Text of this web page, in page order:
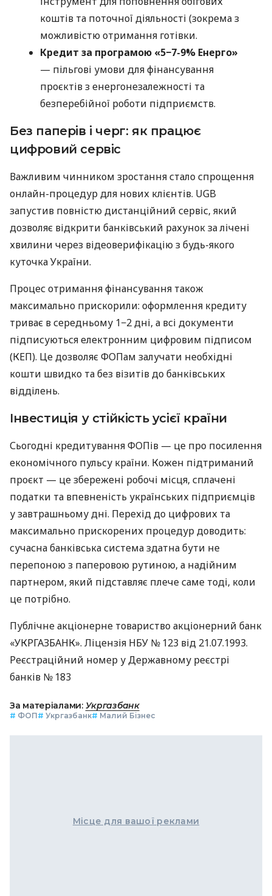
коштів та поточної діяльності (зокрема з
можливістю отримання готівки.
Кредит за програмою «5−7-9% Енерго»
— пільгові умови для фінансування
проєктів з енергонезалежності та
безперебійної роботи підприємств.
Без паперів і черг: як працює
цифровий сервіс
Важливим чинником зростання стало спрощення
онлайн-процедур для нових клієнтів. UGB
запустив повністю дистанційний сервіс, який
дозволяє відкрити банківський рахунок за лічені
хвилини через відеоверифікацію з будь-якого
куточка України.
Процес отримання фінансування також
максимально прискорили: оформлення кредиту
триває в середньому 1−2 дні, а всі документи
підписуються електронним цифровим підписом
(КЕП). Це дозволяє ФОПам залучати необхідні
кошти швидко та без візитів до банківських
відділень.
Інвестиція у стійкість усієї країни
Сьогодні кредитування ФОПів — це про посилення
економічного пульсу країни. Кожен підтриманий
проєкт — це збережені робочі місця, сплачені
податки та впевненість українських підприємців
у завтрашньому дні. Перехід до цифрових та
максимально прискорених процедур доводить:
сучасна банківська система здатна бути не
перепоною з паперовою рутиною, а надійним
партнером, який підставляє плече саме тоді, коли
це потрібно.
Публічне акціонерне товариство акціонерний банк
«УКРГАЗБАНК». Ліцензія НБУ № 123 від 21.07.1993.
Реєстраційний номер у Державному реєстрі
банків № 183
За матеріалами: Укргазбанк
# ФОП# Укргазбанк# Малий Бізнес
Місце для вашої реклами